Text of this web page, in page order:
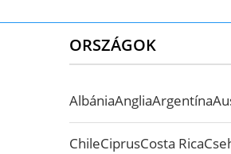
ORSZÁGOK
AlbániaAngliaArgentína
ChileCiprusCosta Rica